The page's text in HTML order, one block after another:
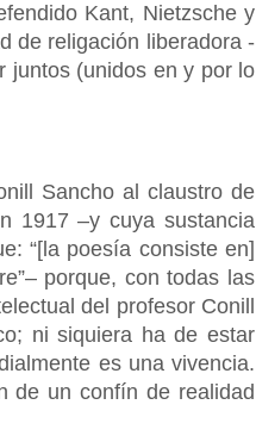
Kant, Nietzsche y
de religación liberadora -
juntos (unidos en y por lo
Sancho al claustro de
1917 –y cuya sustancia
“[la poesía consiste en]
porque, con todas las
del profesor Conill
ni siquiera ha de estar
es una vivencia.
de un confín de realidad